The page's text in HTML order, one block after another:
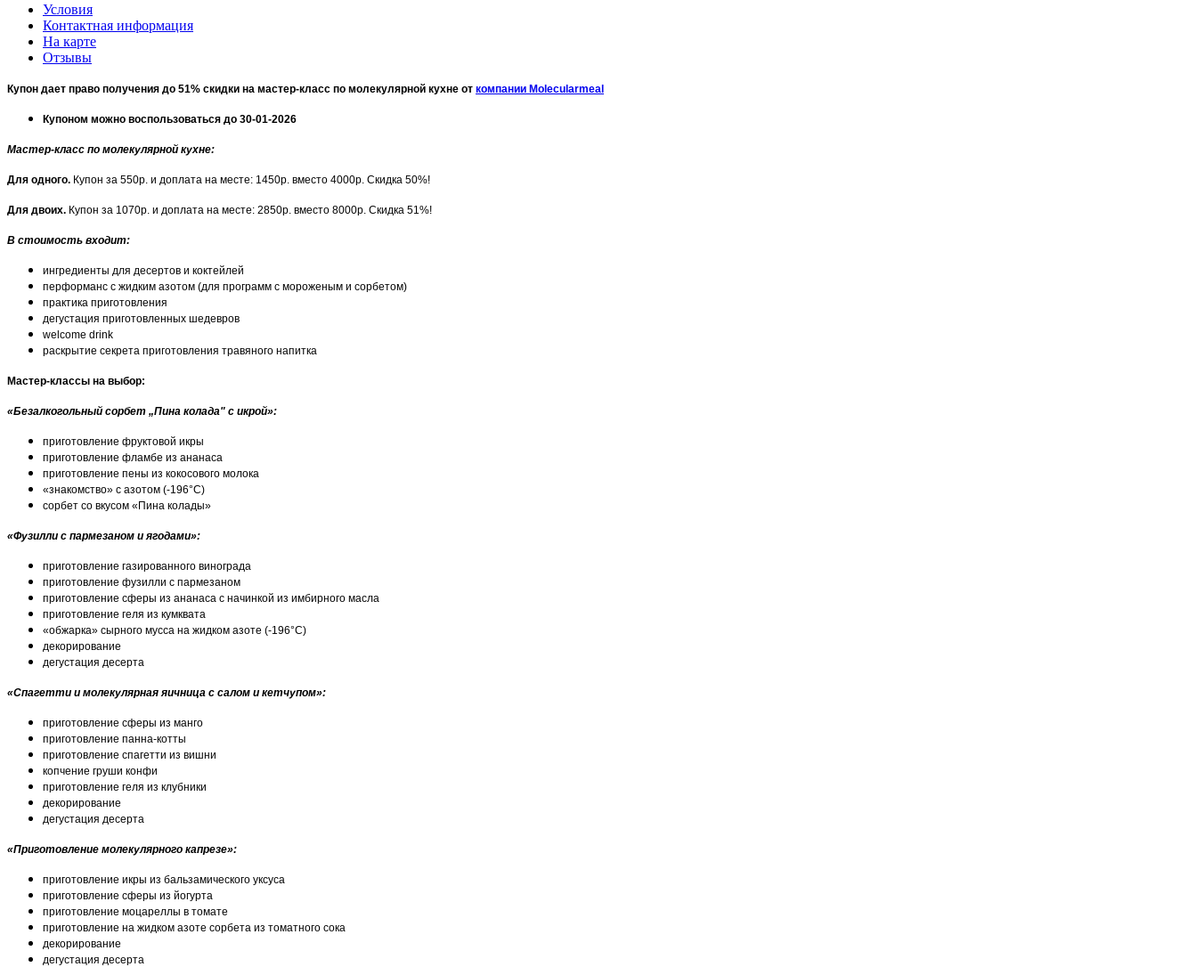
Условия
Контактная информация
На карте
Отзывы
Купон дает право получения до 51% скидки на мастер-класс по молекулярной кухне от компании Molecularmeal
Купоном можно воспользоваться до 30-01-2026
Мастер-класс по молекулярной кухне:
Для одного. Купон за 550р. и доплата на месте: 1450р. вместо 4000р. Скидка 50%!
Для двоих. Купон за 1070р. и доплата на месте: 2850р. вместо 8000р. Скидка 51%!
В стоимость входит:
ингредиенты для десертов и коктейлей
перформанс с жидким азотом (для программ с мороженым и сорбетом)
практика приготовления
дегустация приготовленных шедевров
welcome drink
раскрытие секрета приготовления травяного напитка
Мастер-классы на выбор:
«Безалкогольный сорбет „Пина колада" с икрой»:
приготовление фруктовой икры
приготовление фламбе из ананаса
приготовление пены из кокосового молока
«знакомство» с азотом (-196°С)
сорбет со вкусом «Пина колады»
«Фузилли с пармезаном и ягодами»:
приготовление газированного винограда
приготовление фузилли с пармезаном
приготовление сферы из ананаса с начинкой из имбирного масла
приготовление геля из кумквата
«обжарка» сырного мусса на жидком азоте (-196°С)
декорирование
дегустация десерта
«Спагетти и молекулярная яичница с салом и кетчупом»:
приготовление сферы из манго
приготовление панна-котты
приготовление спагетти из вишни
копчение груши конфи
приготовление геля из клубники
декорирование
дегустация десерта
«Приготовление молекулярного капрезе»:
приготовление икры из бальзамического уксуса
приготовление сферы из йогурта
приготовление моцареллы в томате
приготовление на жидком азоте сорбета из томатного сока
декорирование
дегустация десерта